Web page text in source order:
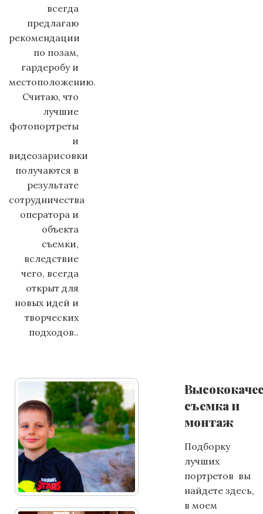
всегда
предлагаю
рекомендации
по позам,
гардеробу и
местоположению.
Считаю, что
лучшие
фотопортреты
и
видеозарисовки
получаются в
результате
сотрудничества
оператора и
объекта
съемки,
вследствие
чего, всегда
открыт для
новых идей и
творческих
подходов..
съемка и
монтаж
Подборку
лучших
портретов вы
найдете здесь,
в моем